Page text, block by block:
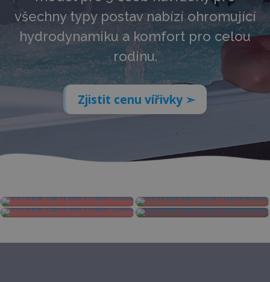
všechny typy postav nabízí ohromující
hydrodynamiku a komfort pro celou
rodinu.
Zjistit cenu vířivky ➣